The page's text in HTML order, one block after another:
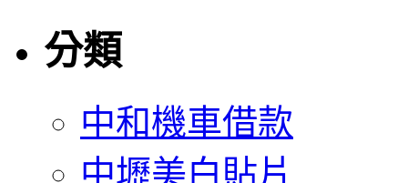
分類
中和機車借款
中壢美白貼片